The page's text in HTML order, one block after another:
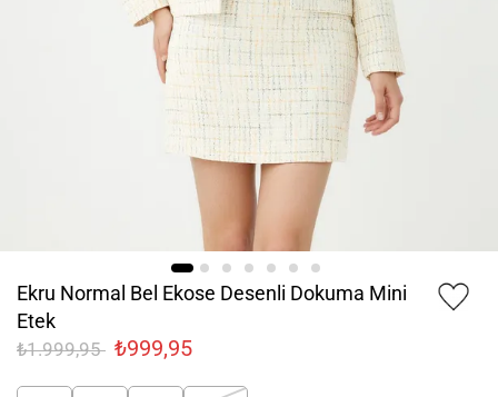
Ekru Normal Bel Ekose Desenli Dokuma Mini
Etek
₺1.999,95 ₺999,95